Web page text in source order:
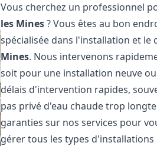
Vous cherchez un professionnel
les Mines? Vous êtes au bon
spécialisée dans l'installation et le
Mines. Nous intervenons
soit pour une installation neuve
délais d'intervention rapides,
pas privé d'eau chaude trop
garanties sur nos services pour
gérer tous les types